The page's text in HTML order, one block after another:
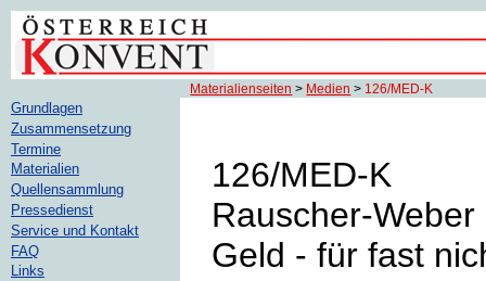
Materialienseiten > Medien > 126/MED-K
126/MED-K
Rauscher-
Geld - für fast
Grundlagen
Zusammensetzung
Termine
Materialien
Quellensammlung
Pressedienst
Service und Kontakt
FAQ
Links